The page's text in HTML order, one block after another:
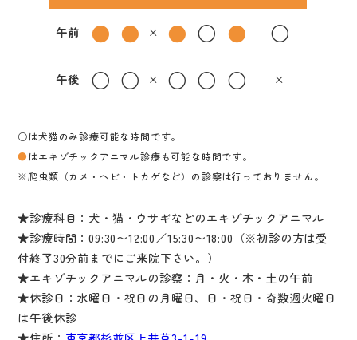
午前 ● ● × ● ○ ● ○
午後 ○ ○ × ○ ○ ○ ×
○は犬猫のみ診療可能な時間です。
● はエキゾチックアニマル診療も可能な時間です。
※爬虫類（カメ・ヘビ・トカゲなど）の診察は行っておりません。
★診療科目：犬・猫・ウサギなどのエキゾチックアニマル
★診療時間：09:30〜12:00／15:30〜18:00（※初診の方は受
付終了30分前までにご来院下さい。）
★エキゾチックアニマルの診察：月・火・木・土の午前
★休診日：水曜日・祝日の月曜日、日・祝日・奇数週火曜日
は午後休診